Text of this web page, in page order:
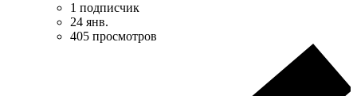
1 подписчик
24 янв.
405 просмотров